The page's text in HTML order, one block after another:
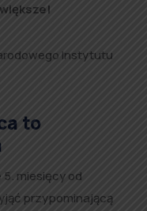
Instytutu
to
miesięcy od
przypominającą